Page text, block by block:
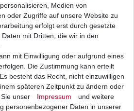
Bezahlarten
Vorkasse
Barzahlung bei Abholung in
53783 Eitorf (
Bitte
unbedingt Termin
Medien von
oder Zugriffe auf unsere Website zu
erfolgt erst durch gesetzte
mit Dritten, die wir in den
mit Einwilligung oder aufgrund eines
Die Zustimmung kann erteilt
besteht das Recht, nicht einzuwilligen
späteren Zeitpunkt zu ändern oder
unser
Impressum
und weitere
personenbezogener Daten in unserer